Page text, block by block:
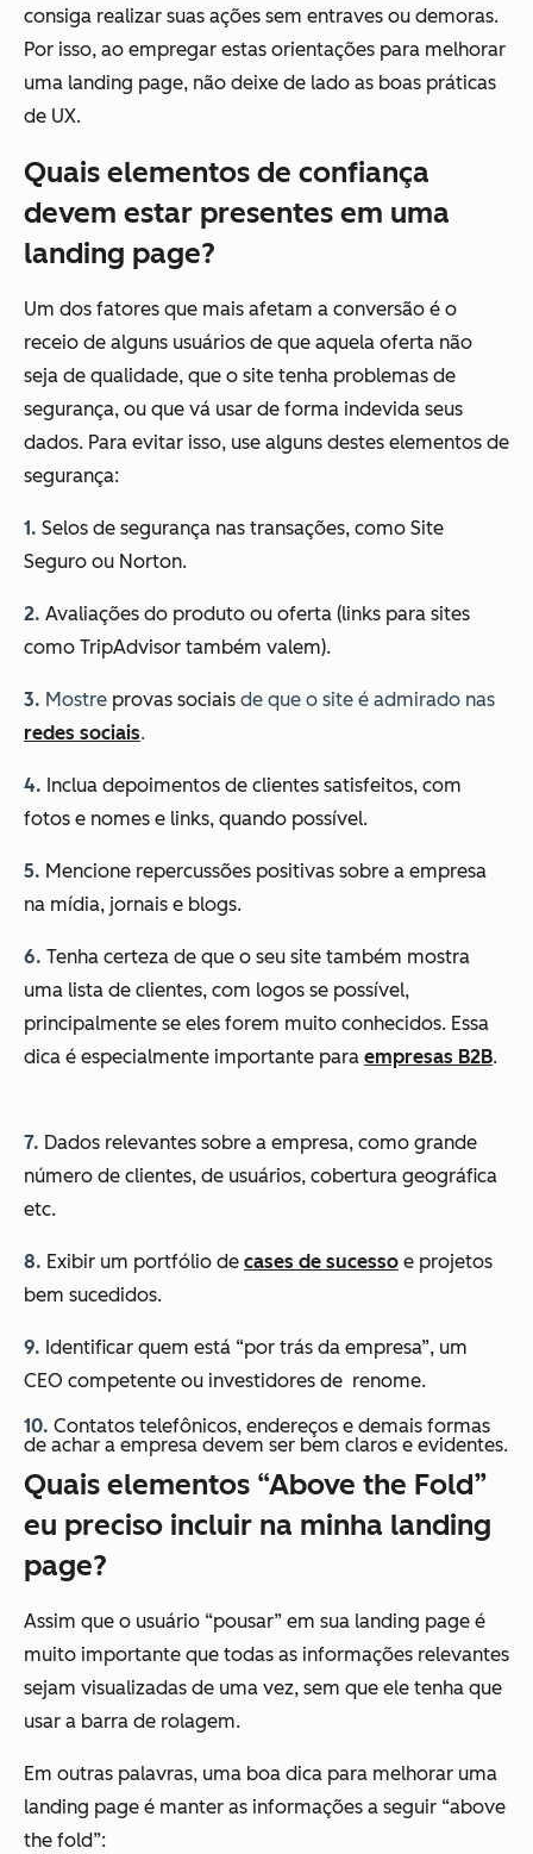
consiga realizar suas ações sem entraves ou demoras.
Por isso, ao empregar estas orientações para melhorar
uma landing page, não deixe de lado as boas práticas
de UX.
Quais elementos de confiança
devem estar presentes em uma
landing page?
Um dos fatores que mais afetam a conversão é o
receio de alguns usuários de que aquela oferta não
seja de qualidade, que o site tenha problemas de
segurança, ou que vá usar de forma indevida seus
dados. Para evitar isso, use alguns destes elementos de
segurança:
1. Selos de segurança nas transações, como Site
Seguro ou Norton.
2. Avaliações do produto ou oferta (links para sites
como TripAdvisor também valem).
3. Mostre provas sociais de que o site é admirado nas
redes sociais.
4. Inclua depoimentos de clientes satisfeitos, com
fotos e nomes e links, quando possível.
5. Mencione repercussões positivas sobre a empresa
na mídia, jornais e blogs.
6. Tenha certeza de que o seu site também mostra
uma lista de clientes, com logos se possível,
principalmente se eles forem muito conhecidos. Essa
dica é especialmente importante para empresas B2B.
7. Dados relevantes sobre a empresa, como grande
número de clientes, de usuários, cobertura geográfica
etc.
8. Exibir um portfólio de cases de sucesso e projetos
bem sucedidos.
9. Identificar quem está “por trás da empresa”, um
CEO competente ou investidores de renome.
10. Contatos telefônicos, endereços e demais formas
de achar a empresa devem ser bem claros e evidentes.
Quais elementos “Above the Fold”
eu preciso incluir na minha landing
page?
Assim que o usuário “pousar” em sua landing page é
muito importante que todas as informações relevantes
sejam visualizadas de uma vez, sem que ele tenha que
usar a barra de rolagem.
Em outras palavras, uma boa dica para melhorar uma
landing page é manter as informações a seguir “above
the fold”: